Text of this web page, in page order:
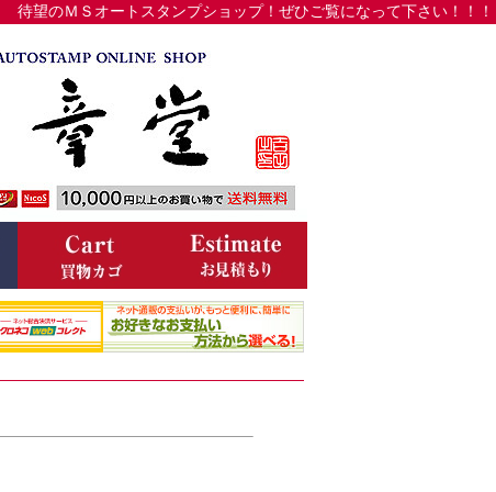
待望のＭＳオートスタンプショップ！ぜひご覧になって下さい！！！